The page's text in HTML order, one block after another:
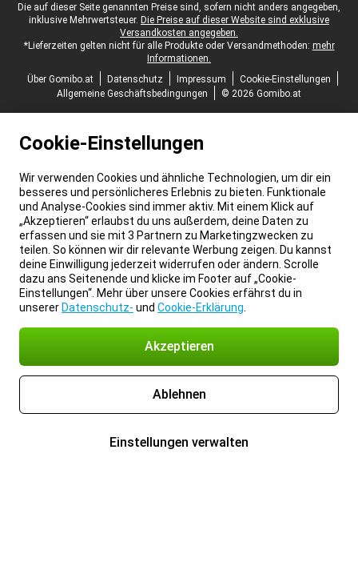
Juristische Fußzeile
Die auf dieser Seite genannten Preise sind, sofern nicht anders angegeben,
inklusive Mehrwertsteuer. Die Preise auf dieser Website sind exklusive
Versandkosten angegeben.
*Lieferzeiten gelten nicht für alle Produkte oder Versandmethoden: mehr
Informationen.
Über Gomibo.at
Datenschutz Impressum
Cookie-Einstellungen
Allgemeine Geschäftsbedingungen
© 2026 Gomibo.at
Cookie-Einstellungen
Wir verwenden Cookies und ähnliche Technologien, um dir ein
besseres und persönlicheres Erlebnis zu bieten. Funktionale
und Analyse-Cookies sind immer aktiv. Mit einem Klick auf
„Akzeptieren“ erlaubst du uns außerdem, deine Daten zu
erfassen und sie mit 3 Partnern zu Marketingzwecken zu
teilen. So können wir dir relevante Werbung zeigen. Du kannst
deine Einwilligung jederzeit widerrufen oder ändern. Scrolle
dazu ans Seitenende und klicke im Footer auf „Cookie-
Einstellungen“. Mehr über unsere Cookies erfährst du in
unserer Datenschutz- und Cookie-Erklärung
Akzeptieren
Ablehnen
Einstellungen verwalten